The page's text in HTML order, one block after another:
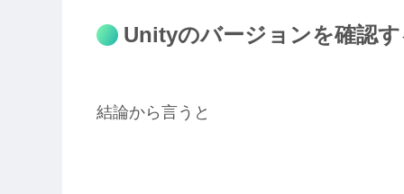
Unityのバージョンを確認す
結論から言うと